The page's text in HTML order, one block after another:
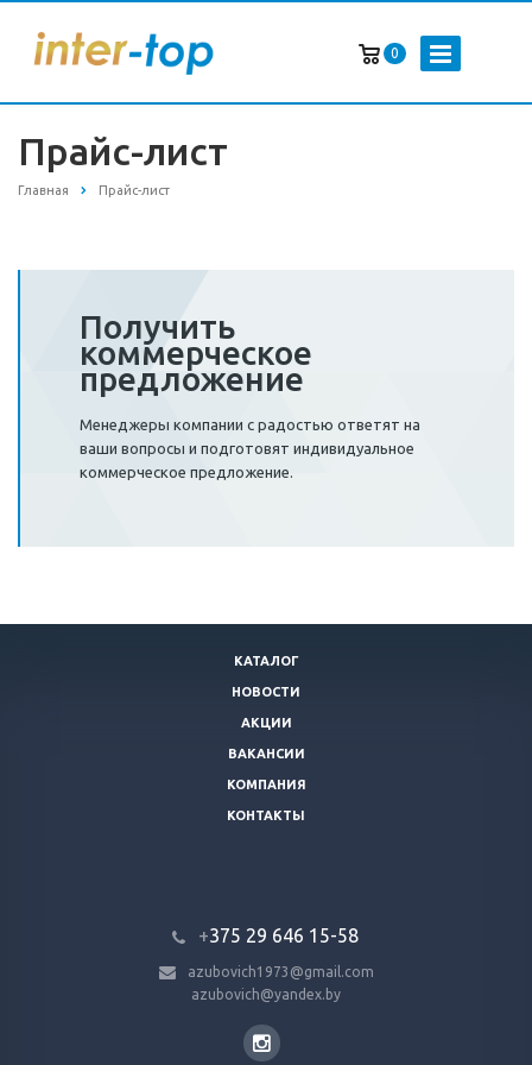
0
Прайс-лист
Главная Прайс-лист
Получить
коммерческое
предложение
Менеджеры компании с радостью ответят на
ваши вопросы и подготовят индивидуальное
коммерческое предложение.
КАТАЛОГ
НОВОСТИ
АКЦИИ
ВАКАНСИИ
КОМПАНИЯ
КОНТАКТЫ
+375 29 646 15-58
azubovich1973@gmail.com
azubovich@yandex.by